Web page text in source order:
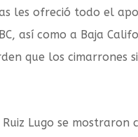
les ofreció todo el
así como a Baja
que los cimarrones
Lugo se mostraron